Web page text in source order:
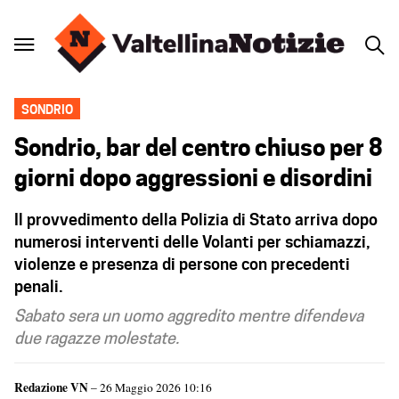
SONDRIO
Sondrio, bar del centro chiuso per 8
giorni dopo aggressioni e disordini
Il provvedimento della Polizia di Stato arriva dopo
numerosi interventi delle Volanti per schiamazzi,
violenze e presenza di persone con precedenti
penali.
Sabato sera un uomo aggredito mentre difendeva
due ragazze molestate.
Redazione VN– 26 Maggio 2026 10:16